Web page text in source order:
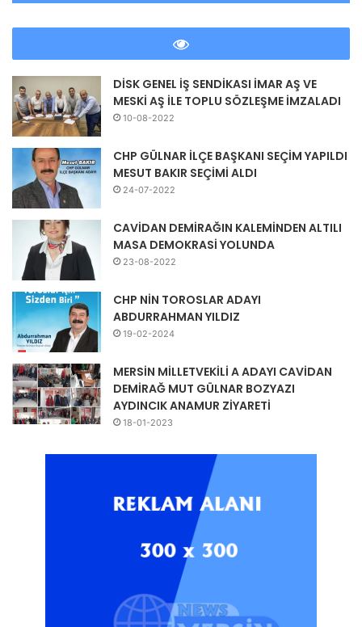
DİSK GENEL İŞ SENDİKASI İMAR AŞ VE
MESKİ AŞ İLE TOPLU SÖZLEŞME İMZALADI
10-08-2022
CHP GÜLNAR İLÇE BAŞKANI SEÇİM YAPILDI
MESUT BAKIR SEÇİMİ ALDI
24-07-2022
CAVİDAN DEMİRAĞIN KALEMİNDEN ALTILI
MASA DEMOKRASİ YOLUNDA
23-08-2022
CHP NİN TOROSLAR ADAYI
ABDURRAHMAN YILDIZ
19-02-2024
MERSİN MİLLETVEKİLİ A ADAYI CAVİDAN
DEMİRAĞ MUT GÜLNAR BOZYAZI
AYDINCIK ANAMUR ZİYARETİ
18-01-2023